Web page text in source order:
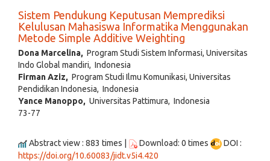
Sistem Pendukung Keputusan Memprediksi
Kelulusan Mahasiswa Informatika Menggunakan
Metode Simple Additive Weighting
Dona Marcelina, Program Studi Sistem Informasi, Universitas
Indo Global mandiri, Indonesia
Firman Aziz, Program Studi Ilmu Komunikasi, Universitas
Pendidikan Indonesia, Indonesia
Yance Manoppo, Universitas Pattimura, Indonesia
73-77
Abstract view : 883 times | Download: 0 times
DOI :
https://doi.org/10.60083/jidt.v5i4.420